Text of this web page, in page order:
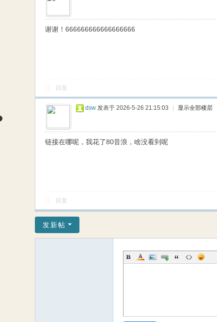
谢谢！666666666666666666
回复
dsw 发表于 2026-5-26 21:15:03 显示全部楼层
链接在哪呢，我花了80音浪，啥没看到呢
回复
发新帖